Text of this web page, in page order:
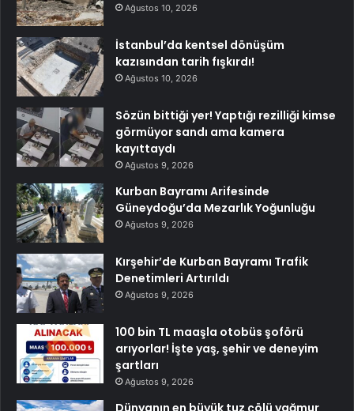
Ağustos 10, 2026
İstanbul’da kentsel dönüşüm
kazısından tarih fışkırdı!
Ağustos 10, 2026
Sözün bittiği yer! Yaptığı rezilliği kimse
görmüyor sandı ama kamera
kayıttaydı
Ağustos 9, 2026
Kurban Bayramı Arifesinde
Güneydoğu’da Mezarlık Yoğunluğu
Ağustos 9, 2026
Kırşehir’de Kurban Bayramı Trafik
Denetimleri Artırıldı
Ağustos 9, 2026
100 bin TL maaşla otobüs şoförü
arıyorlar! İşte yaş, şehir ve deneyim
şartları
Ağustos 9, 2026
Dünyanın en büyük tuz çölü yağmur